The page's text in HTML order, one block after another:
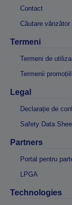
Contact
Căutare vânzător
Termeni
Termeni de
Termenii
Legal
Declarație de
Safety Data
Partners
Portal pentru
LPGA
Technologies